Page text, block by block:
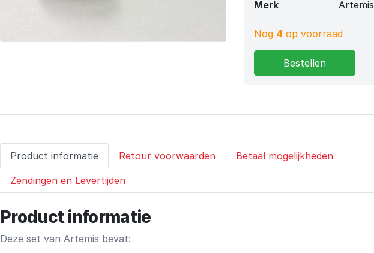
Merk Artemis
Nog 4 op voorraad
Bestellen
Product informatie Retour voorwaarden Betaal mogelijkheden
Zendingen en Levertijden
Product informatie
Deze set van Artemis bevat: